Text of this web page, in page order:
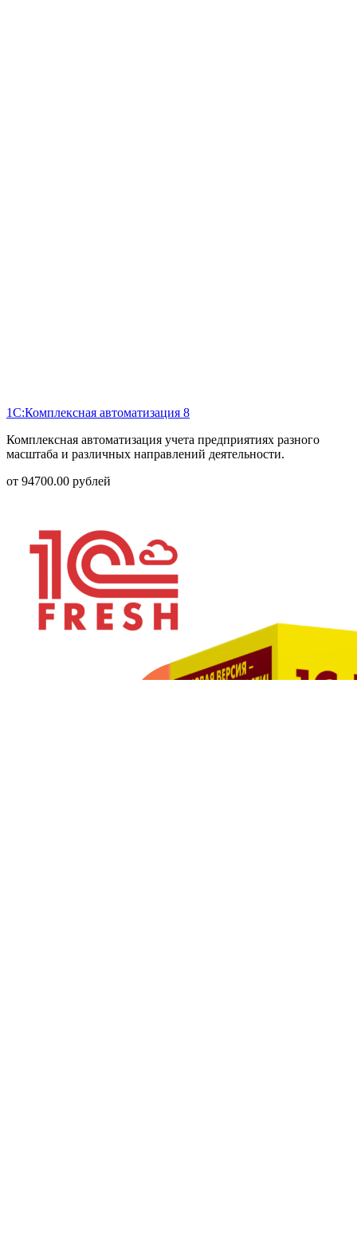
1С:Комплексная автоматизация 8
Комплексная автоматизация учета предприятиях разного
масштаба и различных направлений деятельности.
от 94700.00 рублей